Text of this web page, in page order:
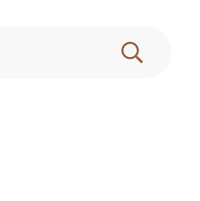
HAE